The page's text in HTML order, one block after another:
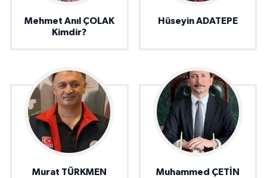
Mehmet Anıl ÇOLAK
Kimdir?
Hüseyin ADATEPE
Murat TÜRKMEN
Muhammed ÇETİN